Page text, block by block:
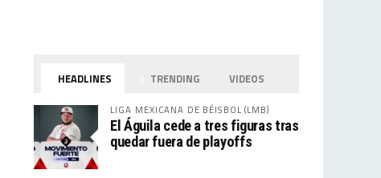
HEADLINES TRENDING VIDEOS
LIGA MEXICANA DE BÉISBOL (LMB)
El Águila cede a tres figuras tras
quedar fuera de playoffs